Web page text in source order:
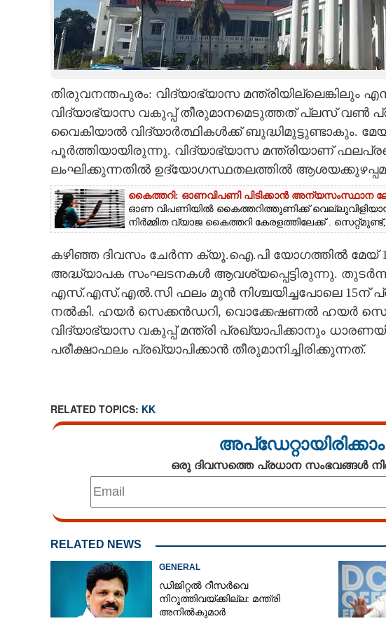
CARTOONS
LITERATURE
CONTACT US
തിരുവനന്തപുരം: വിദ്യാഭ്യാസ
വിദ്യാഭ്യാസ വകുപ്പ് തീരുമാനമെടുത്തത് പ്ലസ് വൺ
വൈകിയാൽ വിദ്യാർത്ഥികൾക്ക് ബുദ്ധിമുട്ടുണ്ടാകും.
പൂർത്തിയായിരുന്നു. വിദ്യാഭ്യാസ മന്ത്രിയാണ്
ലംഘിക്കുന്നതിൽ ഉദ്യോഗസ്ഥതലത്തിൽ
കൈത്തറി: ഓണവിപണി പിടിക്കാൻ അന്യസംസ്ഥാന
ഓണ വിപണിയിൽ കൈത്തറിത്തുണിക്ക്
നിർമ്മിത വ്യാജ കൈത്തറി കേരളത്തിലേക്ക് .
കഴിഞ്ഞ ദിവസം ചേർന്ന ക്യൂ.ഐ.പി യോഗത്തിൽ മേയ്
അദ്ധ്യാപക സംഘടനകൾ ആവശ്യപ്പെട്ടിരുന്നു. തുടർന്ന്
എസ്.എസ്.എൽ.സി ഫലം മുൻ നിശ്ചയിച്ചപോലെ 15ന്
നൽകി. ഹയർ സെക്കൻഡറി, വൊക്കേഷണൽ ഹയർ
വിദ്യാഭ്യാസ വകുപ്പ് മന്ത്രി പ്രഖ്യാപിക്കാനും
പരീക്ഷാഫലം പ്രഖ്യാപിക്കാൻ തീരുമാനിച്ചിരിക്കുന്നത്.
RELATED TOPICS: KK
ഒരു ദിവസത്തെ പ്രധാന സംഭവങ്ങൾ
RELATED NEWS
GENERAL
ഡിജിറ്റൽ റീസർവെ
നിറുത്തിവയ്ക്കില്ല: മന്ത്രി
അനിൽകുമാർ